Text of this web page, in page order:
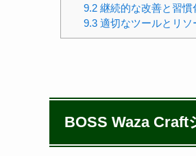
9.2継続的な改善と習慣
9.3適切なツールとリソ
BOSS Waza Craft